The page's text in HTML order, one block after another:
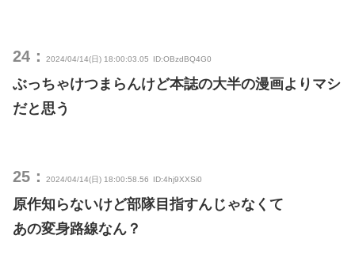
24： 2024/04/14(日) 18:00:03.05 ID:OBzdBQ4G0
ぶっちゃけつまらんけど本誌の大半の漫画よりマシ
だと思う
25： 2024/04/14(日) 18:00:58.56 ID:4hj9XXSi0
原作知らないけど部隊目指すんじゃなくて
あの変身路線なん？